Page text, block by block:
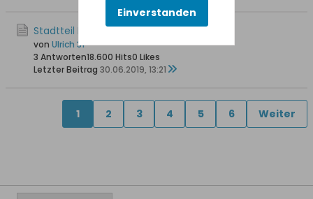
Stadtteil Neufahrwasser
von Ulrich 31
3 Antworten18.600 Hits0 Likes
Letzter Beitrag 30.06.2019, 13:21
1 2 3 4 5 6 Weiter
Einverstanden